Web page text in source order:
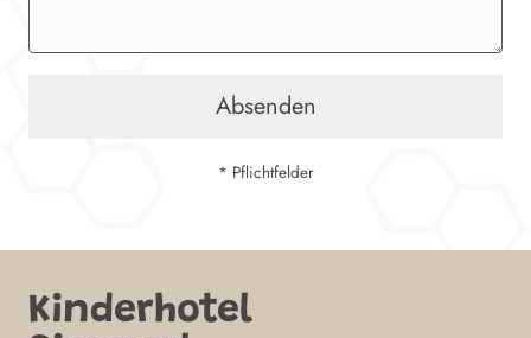
Absenden
* Pflichtfelder
Kinderhotel